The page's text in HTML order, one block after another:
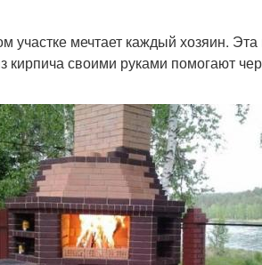
участке мечтает каждый хозяин.
кирпича своими руками помогают